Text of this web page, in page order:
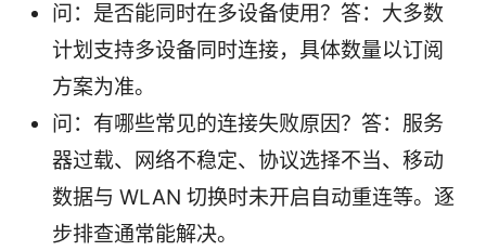
问：是否能同时在多设备使用？答：大多数
计划支持多设备同时连接，具体数量以订阅
方案为准。
问：有哪些常见的连接失败原因？答：服务
器过载、网络不稳定、协议选择不当、移动
数据与 WLAN 切换时未开启自动重连等。逐
步排查通常能解决。